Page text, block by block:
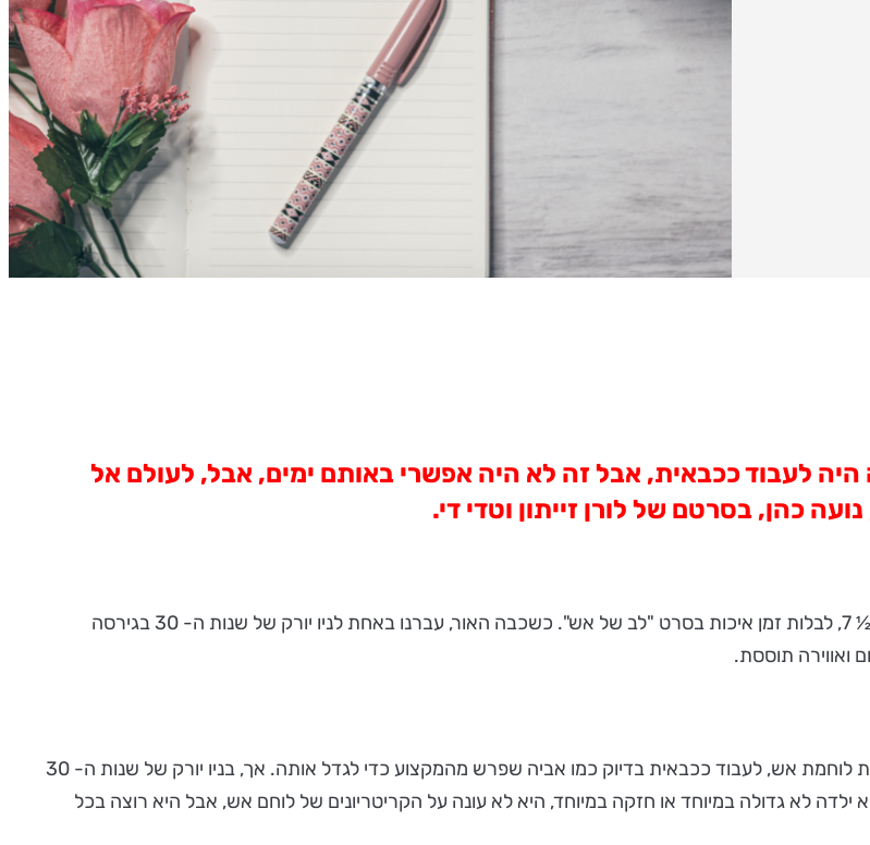
היה לעבוד ככבאית, אבל זה לא היה אפשרי באותם ימים, אבל, לעולם אל
כהן, בסרטם של לורן זייתון וטדי די.
לקחתי פסק זמן מהקניות, הניקיונות וההכנות לפסח, ונסעתי עם נכדי, גאי בן ½ 7, לבלות זמן איכות בסרט "לב של אש". כשכבה האור, עברנו באחת לניו יורק של שנות ה- 30 בגירסה
ואווירה תוססת.
הכרנו את ג'ורג'יה (בדיבובה של נועה כהן) - ילדה קטנה עם חלום גדול: להיות לוחמת אש, לעבוד ככבאית בדיוק כמו אביה שפרש מהמקצוע כדי לגדל אותה. אך, בניו יורק של שנות ה- 30
לא גדולה במיוחד או חזקה במיוחד, היא לא עונה על הקריטריונים של לוחם אש, אבל היא רוצה בכל